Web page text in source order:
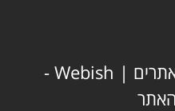
| Webish -